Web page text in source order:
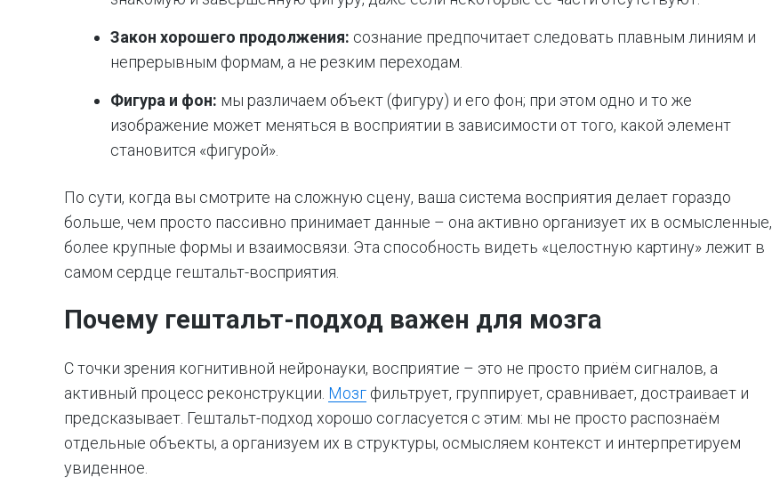
Закон хорошего продолжения: сознание предпочитает следовать плавным линиям и
непрерывным формам, а не резким переходам.
Фигура и фон: мы различаем объект (фигуру) и его фон; при этом одно и то же
изображение может меняться в восприятии в зависимости от того, какой элемент
становится «фигурой».
По сути, когда вы смотрите на сложную сцену, ваша система восприятия делает гораздо
больше, чем просто пассивно принимает данные – она активно организует их в осмысленные,
более крупные формы и взаимосвязи. Эта способность видеть «целостную картину» лежит в
самом сердце гештальт-восприятия.
Почему гештальт-подход важен для мозга
С точки зрения когнитивной нейронауки, восприятие – это не просто приём сигналов, а
активный процесс реконструкции. Мозг фильтрует, группирует, сравнивает, достраивает и
предсказывает. Гештальт-подход хорошо согласуется с этим: мы не просто распознаём
отдельные объекты, а организуем их в структуры, осмысляем контекст и интерпретируем
увиденное.